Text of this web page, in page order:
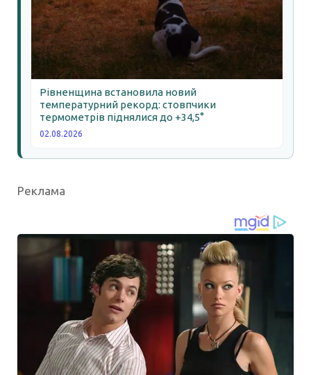
Рівненщина встановила новий
температурний рекорд: стовпчики
термометрів піднялися до +34,5°
02.08.2026
Реклама